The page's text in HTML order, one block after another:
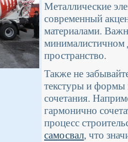
Металлические
современный
материалами.
минималистичном
пространство.
Также не
текстуры и формы
сочетания.
гармонично
процесс
самосвал, что